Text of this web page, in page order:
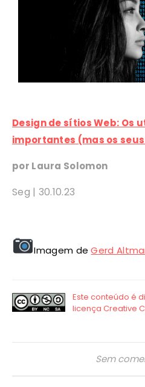
Design de sítios Web: Os
importantes (mas os
por Laura Solomon
Seg | 30.10.23
Imagem deGerd
Sem